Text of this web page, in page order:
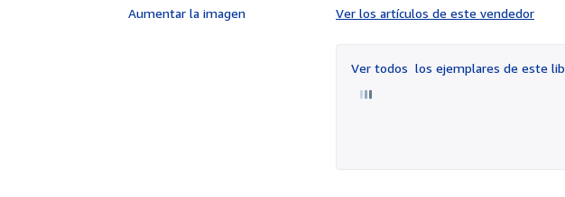
Aumentar la imagen
Ver los artículos de este vendedor
Ver todos los ejemplares de este